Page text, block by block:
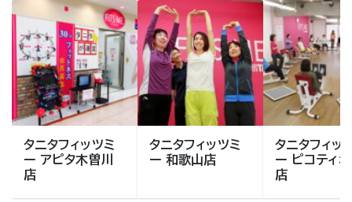
タニタフィッツミ
ー アピタ木曽川
店
タニタフィッツミ
ー 和歌山店
タニタフィッ
ー ピコティ
店